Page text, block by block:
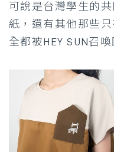
可說是台灣學生的
紙，還有其他那些
全都被HEY SUN召喚